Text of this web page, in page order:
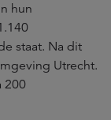
hun
staat. Na dit
Utrecht.
200